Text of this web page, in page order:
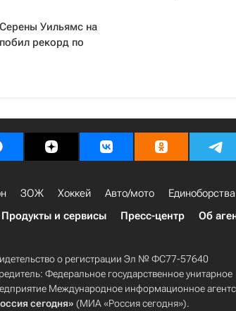
Уильямс на
рекорд по
ЗОЖ Хоккей Авто/мото Единоборства
Продукты и сервисы Пресс-центр Об
о регистрации Эл № ФС77-57640
Федеральное государственное унитарное
Международное информационное
сегодня» (МИА «Россия сегодня»).